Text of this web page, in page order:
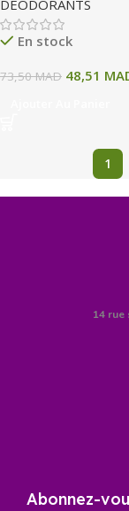
INVISIBLE 200ML
DEODORANTS
En stock
73,50MAD 48,51
1
14 rue
Abonnez-